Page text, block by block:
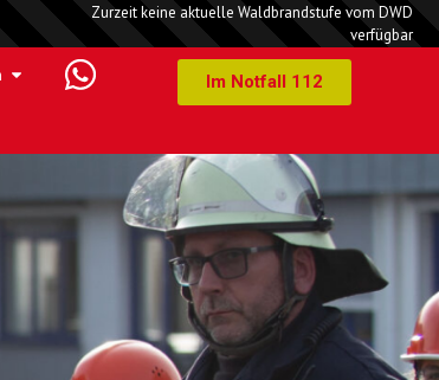
Zurzeit keine aktuelle Waldbrandstufe vom DWD
verfügbar
Im Notfall 112